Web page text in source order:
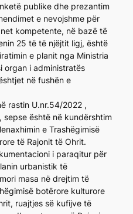
publike dhe prezantim
e nevojshme për
kompetente, në bazë të
25 të të njëjtit ligj, është
e planit nga Ministria
organ i administratës
në fushën e
rastin U.nr.54/2022 ,
është në kundërshtim
e Trashëgimisë
të Rajonit të Ohrit.
i paraqitur për
urbanistik të
masa në drejtim të
botërore kulturore
ruajtjes së kufijve të